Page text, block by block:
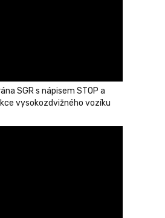
SGR s nápisem STOP a
vysokozdvižného vozíku